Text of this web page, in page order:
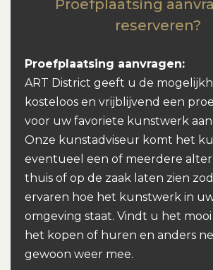
Proefplaatsing
reserveren?
Proefplaatsing aanvragen:
ART District geeft u de
kosteloos en vrijblijvend een
voor uw favoriete kunstwerk
Onze kunstadviseur komt het
eventueel een of meerdere
thuis of op de zaak laten zien
ervaren hoe het kunstwerk in
omgeving staat. Vindt u het
het kopen of huren en anders
gewoon weer mee.